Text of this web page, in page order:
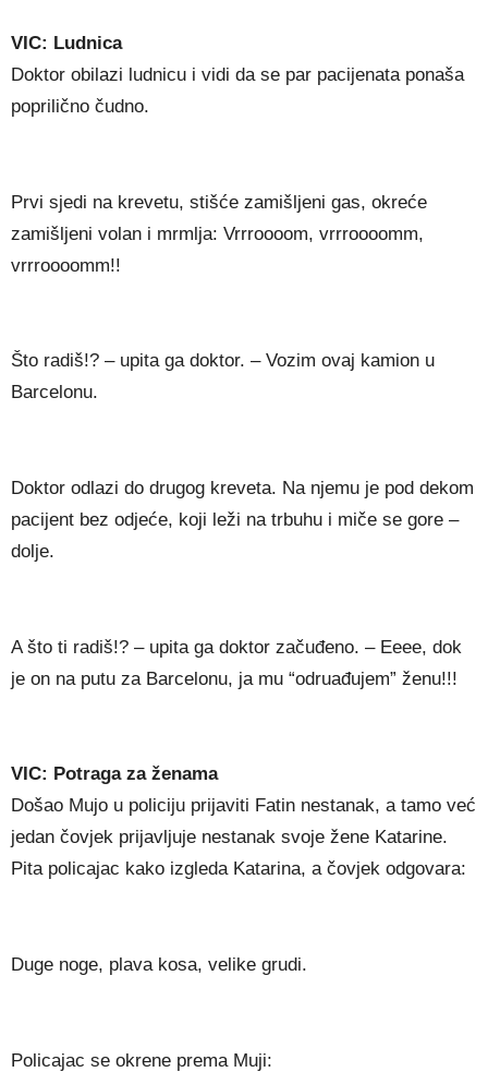
VIC: Ludnica
Doktor obilazi ludnicu i vidi da se par pacijenata ponaša
poprilično čudno.
Prvi sjedi na krevetu, stišće zamišljeni gas, okreće
zamišljeni volan i mrmlja: Vrrroooom, vrrroooomm,
vrrroooomm!!
Što radiš!? – upita ga doktor. – Vozim ovaj kamion u
Barcelonu.
Doktor odlazi do drugog kreveta. Na njemu je pod dekom
pacijent bez odjeće, koji leži na trbuhu i miče se gore –
dolje.
A što ti radiš!? – upita ga doktor začuđeno. – Eeee, dok
je on na putu za Barcelonu, ja mu “odruađujem” ženu!!!
VIC: Potraga za ženama
Došao Mujo u policiju prijaviti Fatin nestanak, a tamo već
jedan čovjek prijavljuje nestanak svoje žene Katarine.
Pita policajac kako izgleda Katarina, a čovjek odgovara:
Duge noge, plava kosa, velike grudi.
Policajac se okrene prema Muji: